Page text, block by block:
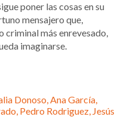
poner las cosas en su
mensajero que,
criminal más enrevesado,
imaginarse.
Donoso, Ana García,
Pedro Rodriguez, Jesús